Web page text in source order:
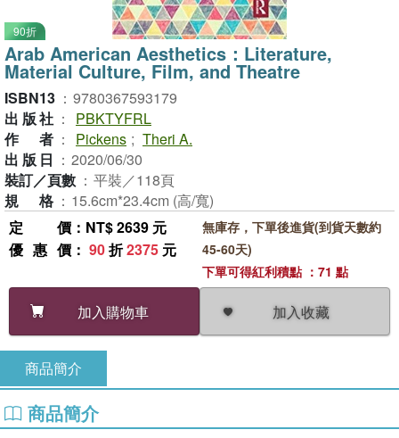
90折
Arab American Aesthetics：Literature,
Material Culture, Film, and Theatre
ISBN13 ： 9780367593179
出版社 ：
PBKTYFRL
作者 ： Pickens ; Theri A.
出版日 ： 2020/06/30
裝訂／頁數 ： 平裝／118頁
規格 ： 15.6cm*23.4cm (高/寬)
定價 ：NT$ 2639 元
優惠價 ： 90折2375 元
加入購物車 加入收藏
無庫存，下單後進貨(到貨天數約
45-60天)
下單可得紅利積點 ：71 點
商品簡介
商品簡介